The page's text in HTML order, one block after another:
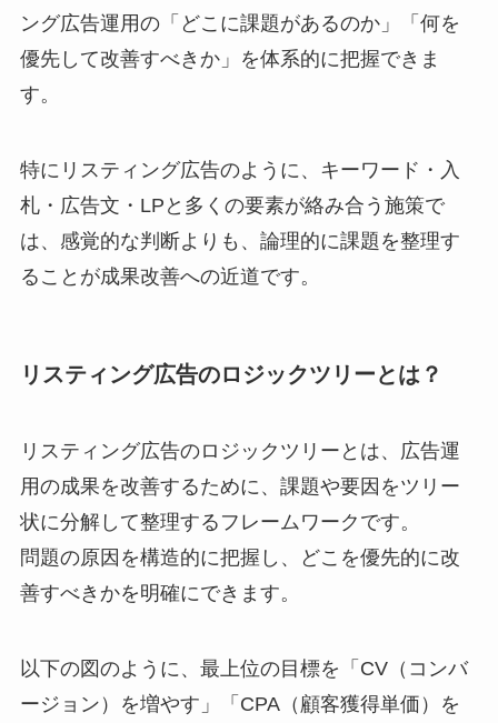
ング広告運用の「どこに課題があるのか」「何を
優先して改善すべきか」を体系的に把握できま
す。
特にリスティング広告のように、キーワード・入
札・広告文・LPと多くの要素が絡み合う施策で
は、感覚的な判断よりも、論理的に課題を整理す
ることが成果改善への近道です。
リスティング広告のロジックツリーとは？
リスティング広告のロジックツリーとは、広告運
用の成果を改善するために、課題や要因をツリー
状に分解して整理するフレームワークです。
問題の原因を構造的に把握し、どこを優先的に改
善すべきかを明確にできます。
以下の図のように、最上位の目標を「CV（コンバ
ージョン）を増やす」「CPA（顧客獲得単価）を